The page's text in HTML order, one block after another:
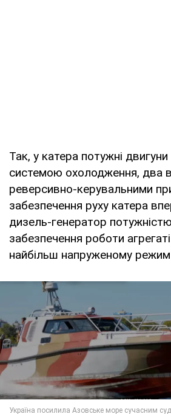
Так, у катера потужні
системою охолодження, два
реверсивно-керувальними
забезпечення руху катера
дизель-генератор
забезпечення роботи
найбільш напруженому